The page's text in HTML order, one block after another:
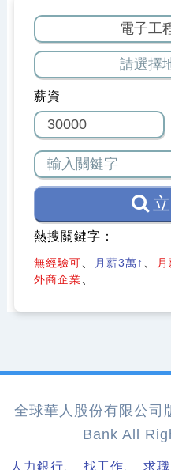
薪資
熱搜關鍵字：
無經驗可 月薪3萬↑
外商企業
全球華人股份有限公
Bank All
人力銀行、 找工作、 求職